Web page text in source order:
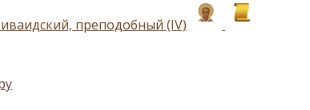
преподобный (IV)